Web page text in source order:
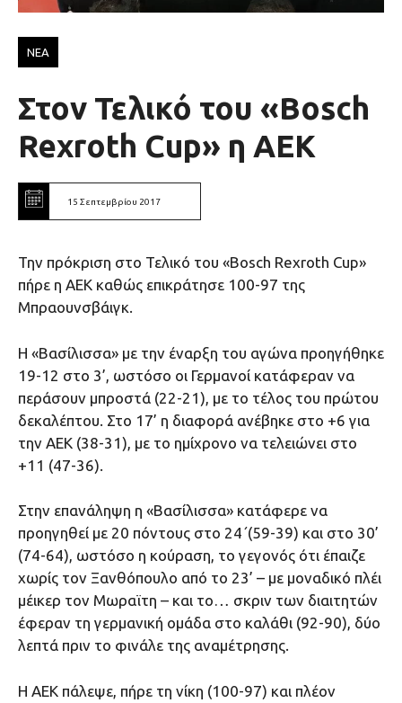
ΝΕΑ
Στον Τελικό του «Bosch
Rexroth Cup» η ΑΕΚ
15 Σεπτεμβρίου 2017
Την πρόκριση στο Τελικό του «Bosch Rexroth Cup»
πήρε η ΑΕΚ καθώς επικράτησε 100-97 της
Μπραουνσβάιγκ.
Η «Βασίλισσα» με την έναρξη του αγώνα προηγήθηκε
19-12 στο 3’, ωστόσο οι Γερμανοί κατάφεραν να
περάσουν μπροστά (22-21), με το τέλος του πρώτου
δεκαλέπτου. Στο 17’ η διαφορά ανέβηκε στο +6 για
την ΑΕΚ (38-31), με το ημίχρονο να τελειώνει στο
+11 (47-36).
Στην επανάληψη η «Βασίλισσα» κατάφερε να
προηγηθεί με 20 πόντους στο 24΄(59-39) και στο 30’
(74-64), ωστόσο η κούραση, το γεγονός ότι έπαιζε
χωρίς τον Ξανθόπουλο από το 23’ – με μοναδικό πλέι
μέικερ τον Μωραϊτη – και το… σκριν των διαιτητών
έφεραν τη γερμανική ομάδα στο καλάθι (92-90), δύο
λεπτά πριν το φινάλε της αναμέτρησης.
Η ΑΕΚ πάλεψε, πήρε τη νίκη (100-97) και πλέον